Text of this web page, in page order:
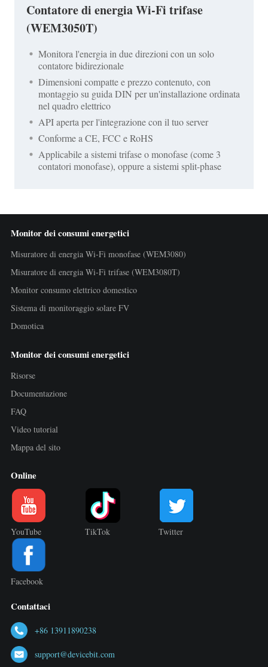
Contatore di energia Wi-Fi trifase
(WEM3050T)
Monitora l'energia in due direzioni con un solo
contatore bidirezionale
Dimensioni compatte e prezzo contenuto, con
montaggio su guida DIN per un'installazione ordinata
nel quadro elettrico
API aperta per l'integrazione con il tuo server
Conforme a CE, FCC e RoHS
Applicabile a sistemi trifase o monofase (come 3
contatori monofase), oppure a sistemi split-phase
Monitor dei consumi energetici
Misuratore di energia Wi-Fi monofase (WEM3080)
Misuratore di energia Wi-Fi trifase (WEM3080T)
Monitor consumo elettrico domestico
Sistema di monitoraggio solare FV
Domotica
Monitor dei consumi energetici
Risorse
Documentazione
FAQ
Video tutorial
Mappa del sito
Online
YouTube TikTok Twitter
Facebook
Contattaci
+86 13911890238
support@devicebit.com